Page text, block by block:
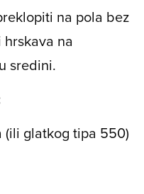
na pola bez
na
sredini.
glatkog tipa 550)